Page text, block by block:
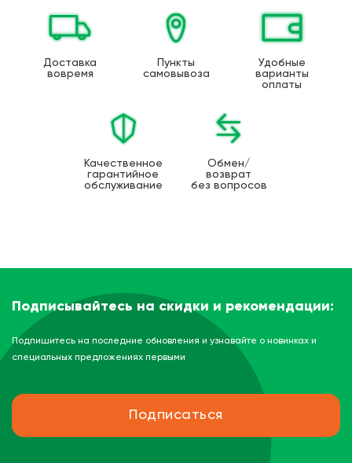
Доставка
вовремя
Пункты
самовывоза
Удобные
варианты
оплаты
Качественное
гарантийное
обслуживание
Обмен/
возврат
без вопросов
Подписывайтесь на скидки и рекомендации:
Подпишитесь на последние обновления и узнавайте о новинках и
специальных предложениях первыми
Подписаться